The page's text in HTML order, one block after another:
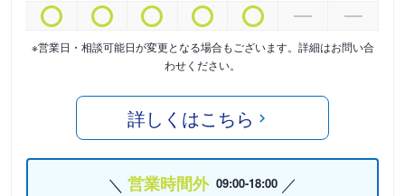
※営業日・相談可能日が変更となる場合もございます。詳細はお問い合
わせください。
詳しくはこちら
営業時間外 09:00-18:00